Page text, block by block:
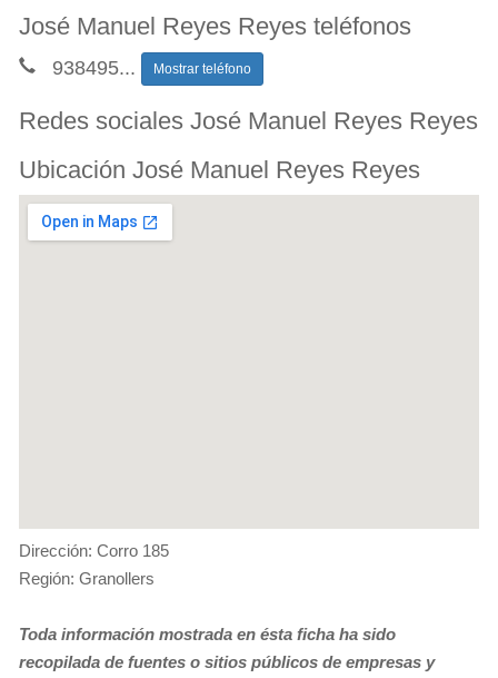
José Manuel Reyes Reyes teléfonos
938495... Mostrar teléfono
Redes sociales José Manuel Reyes Reyes
Ubicación José Manuel Reyes Reyes
Dirección: Corro 185
Región: Granollers
Toda información mostrada en ésta ficha ha sido
recopilada de fuentes o sitios públicos de empresas y